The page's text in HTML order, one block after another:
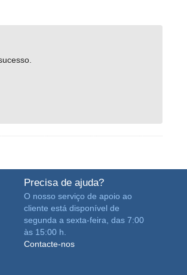
Precisa de ajuda?
O nosso serviço de apoio ao
cliente está disponível de
segunda a sexta-feira, das 7:00
às 15:00 h.
Contacte-nos